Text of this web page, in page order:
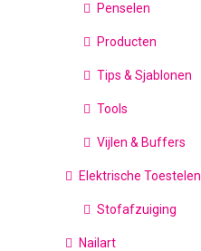
Penselen
Producten
Tips & Sjablonen
Tools
Vijlen & Buffers
Elektrische Toestelen
Stofafzuiging
Nailart